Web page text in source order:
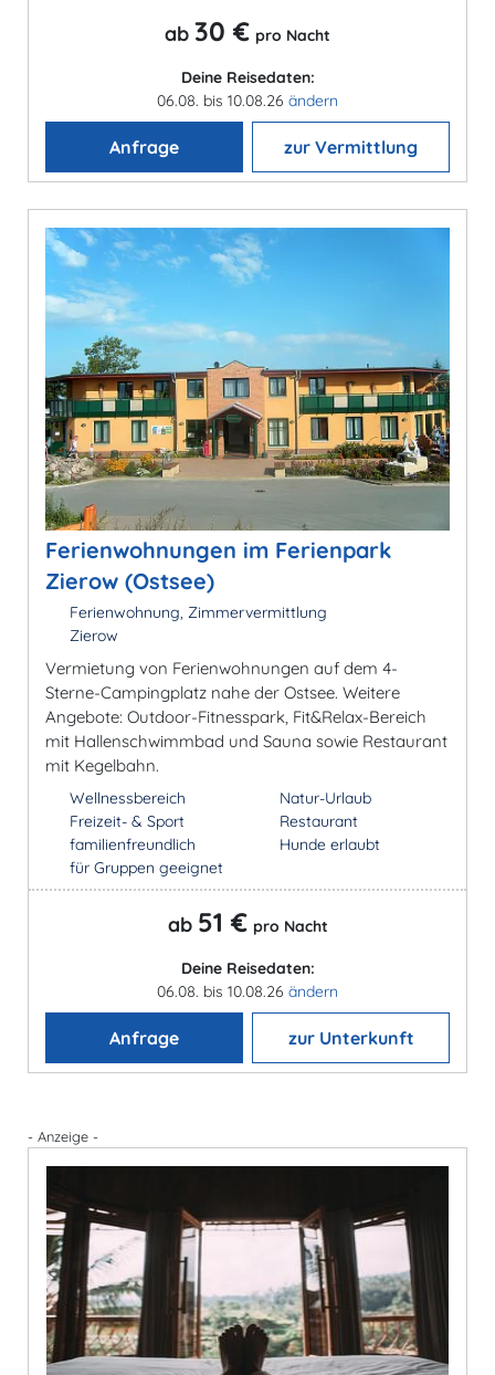
ab 30 € pro Nacht
Deine Reisedaten:
06.08. bis 10.08.26 ändern
Anfrage zur Vermittlung
Ferienwohnungen im Ferienpark
Zierow (Ostsee)
Ferienwohnung, Zimmervermittlung
Zierow
Vermietung von Ferienwohnungen auf dem 4-
Sterne-Campingplatz nahe der Ostsee. Weitere
Angebote: Outdoor-Fitnesspark, Fit&Relax-Bereich
mit Hallenschwimmbad und Sauna sowie Restaurant
mit Kegelbahn.
Wellnessbereich
Freizeit- & Sport
familienfreundlich
für Gruppen geeignet
Natur-Urlaub
Restaurant
Hunde erlaubt
ab 51 € pro Nacht
Deine Reisedaten:
06.08. bis 10.08.26 ändern
Anfrage zur Unterkunft
- Anzeige -